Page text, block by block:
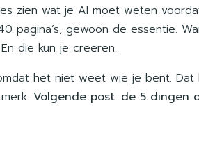
zien wat je AI moet weten
pagina’s, gewoon de essentie.
die kun je creëren.
het niet weet wie je bent.
Volgende post: de 5 dingen